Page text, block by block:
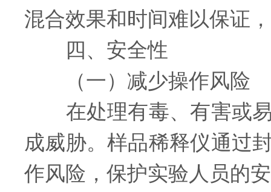
混合效果和时间难以保证
四、安全性
（一）减少操作风险
在处理有毒、有害或易
成威胁。样品稀释仪通过
作风险，保护实验人员的